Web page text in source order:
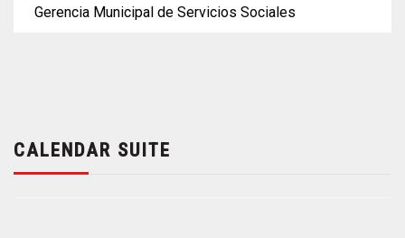
Gerencia Municipal de Servicios Sociales
CALENDAR SUITE